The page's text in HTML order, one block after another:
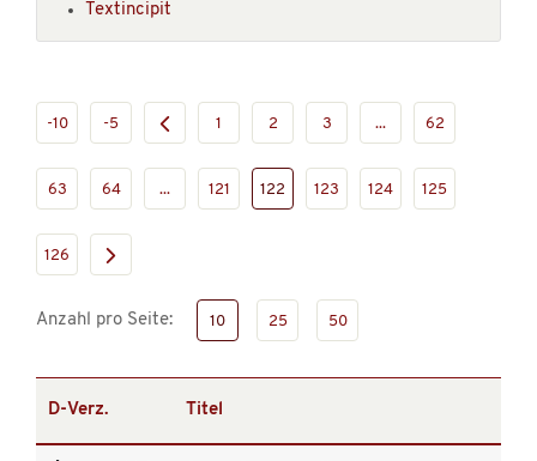
Textincipit
-10 -5 1 2 3 ... 62
63 64 ... 121 122 123 124 125
126
Anzahl pro Seite: 10 25 50
D-Verz. Titel